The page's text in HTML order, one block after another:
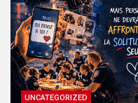
UNCATEGORIZED